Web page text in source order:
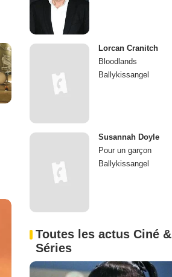
Lorcan Cranitch
Bloodlands
Ballykissangel
Susannah Doyle
Pour un garçon
Ballykissangel
Toutes les actus Ciné &
Séries